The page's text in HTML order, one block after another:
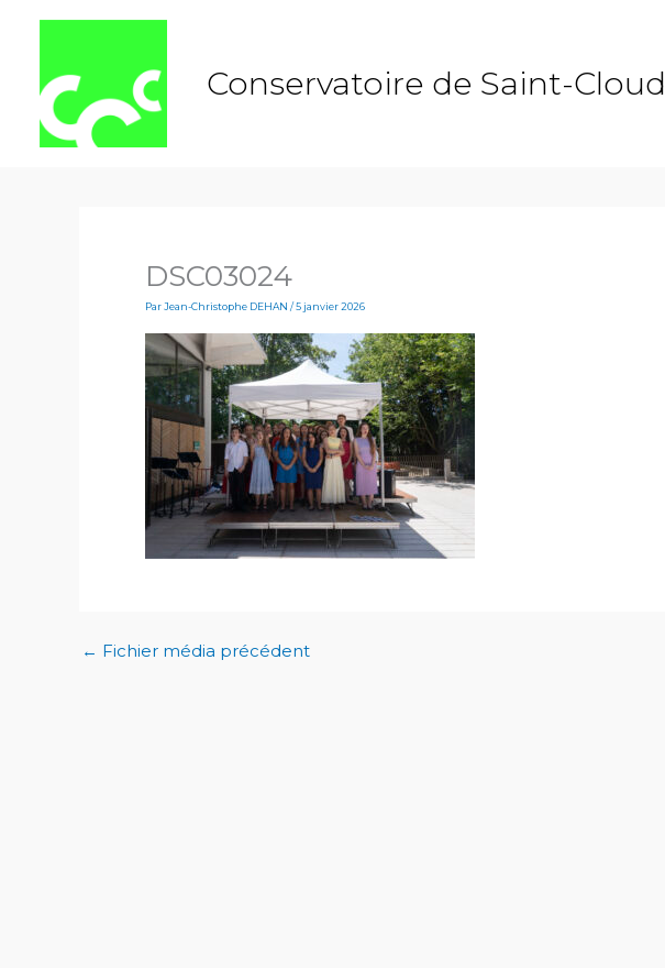
Conservatoire de Saint-Cloud
DSC03024
ParJean-Christophe DEHAN/5 janvier 2026
← Fichier média précédent